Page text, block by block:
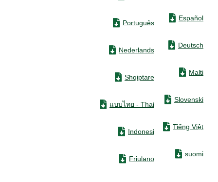
Español
Deutsch
Malti
Slovenski
Tiếng Việt
suomi
Português
Nederlands
Shqiptare
แบบไทย - Thai
Indonesi
Friulano